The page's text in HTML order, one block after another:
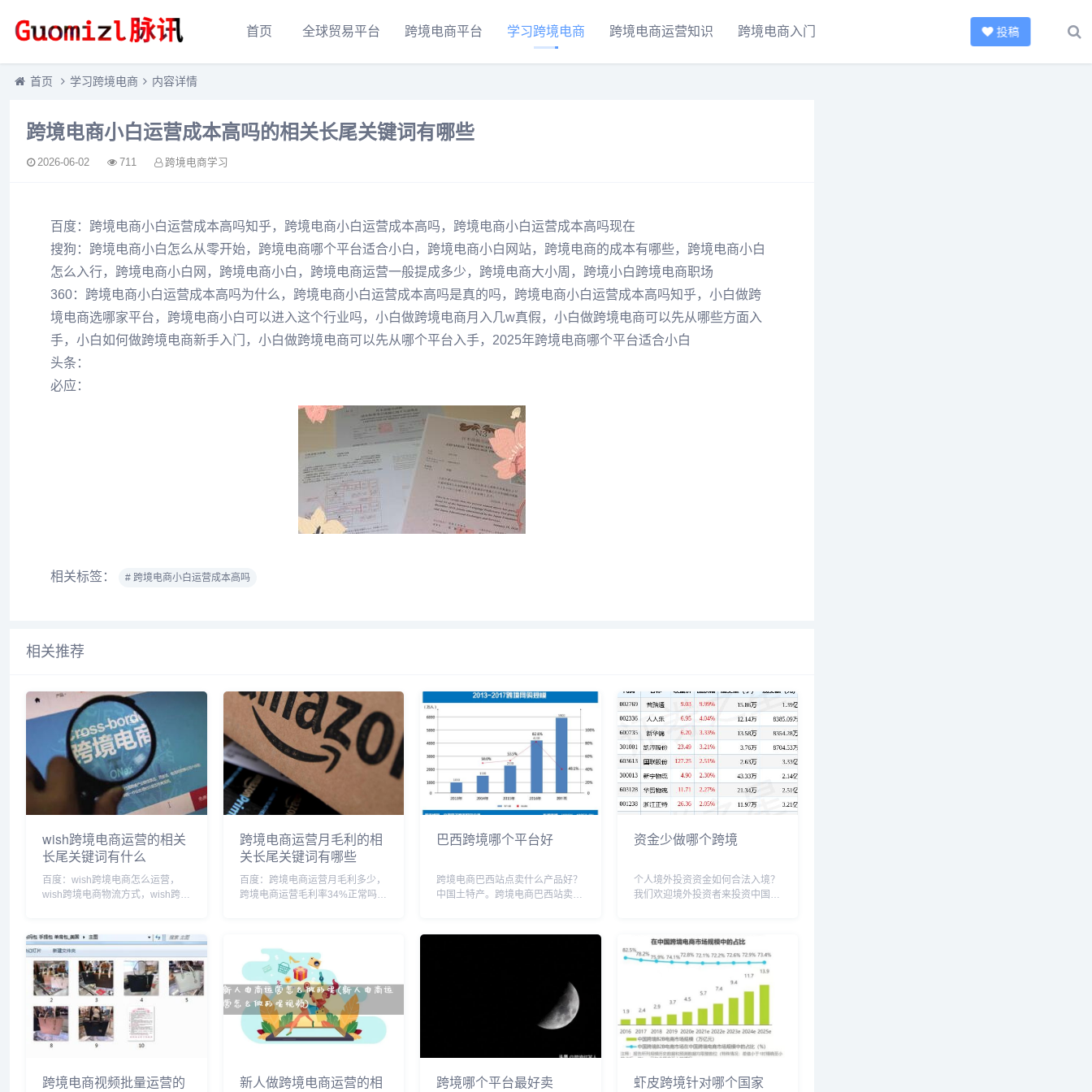
首页 全球贸易平台 跨境电商平台 学习跨境电商 跨境电商运营知识 跨境电商入门 投稿
首页 学习跨境电商 内容详情
跨境电商小白运营成本高吗的相关长尾关键词有哪些
2026-06-02 711 跨境电商学习
百度：跨境电商小白运营成本高吗知乎，跨境电商小白运营成本高吗，跨境电商小白运营成本高吗现在
搜狗：跨境电商小白怎么从零开始，跨境电商哪个平台适合小白，跨境电商小白网站，跨境电商的成本有哪些，跨境电商小白
怎么入行，跨境电商小白网，跨境电商小白，跨境电商运营一般提成多少，跨境电商大小周，跨境小白跨境电商职场
360：跨境电商小白运营成本高吗为什么，跨境电商小白运营成本高吗是真的吗，跨境电商小白运营成本高吗知乎，小白做跨
境电商选哪家平台，跨境电商小白可以进入这个行业吗，小白做跨境电商月入几w真假，小白做跨境电商可以先从哪些方面入
手，小白如何做跨境电商新手入门，小白做跨境电商可以先从哪个平台入手，2025年跨境电商哪个平台适合小白
头条：
必应：
相关标签： # 跨境电商小白运营成本高吗
相关推荐
wish跨境电商运营的相关
长尾关键词有什么
百度：wish跨境电商怎么运营，
wish跨境电商物流方式，wish跨境
app官方版，wish跨境支付运营，
wish跨境电商开店流程及...
跨境电商运营月毛利的相
关长尾关键词有哪些
百度：跨境电商运营月毛利多少，
跨境电商运营毛利率34%正常吗，
资多少，跨境电商年营收3000万
利润，跨境电商利...
巴西跨境哪个平台好
跨境电商巴西站点卖什么产品好？
中国土特产。跨境电商巴西站卖中
资金少做哪个跨境
个人境外投资资金如何合法入境？
我们欢迎境外投资者来投资中国，
人在境外投资所获得的收益，如何
拿回国内，只要显示出境外投资的
资金合法流水，也是可...
跨境电商视频批量运营的
新人做跨境电商运营的相
跨境哪个平台最好卖 虾皮跨境针对哪个国家